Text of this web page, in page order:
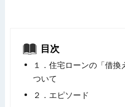
目次
１．住宅ローンの「借換
ついて
２．エピソード